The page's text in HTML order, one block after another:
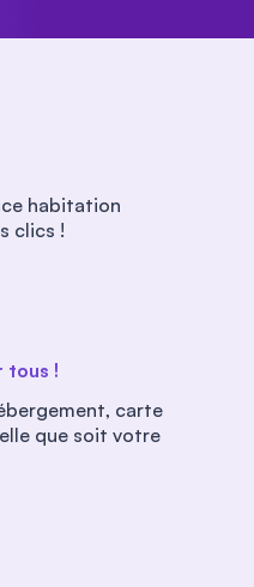
habitation
clics !
tous !
carte
que soit votre